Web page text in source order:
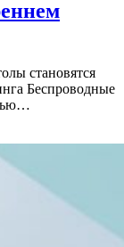
становятся
Беспроводные